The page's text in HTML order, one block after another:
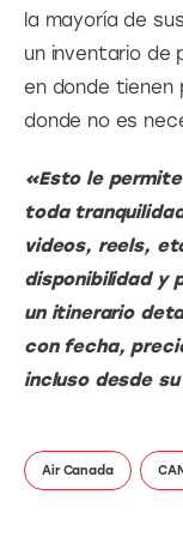
la mayoría de
un inventario de
en donde tienen
donde no es
«Esto le
toda
videos, reels,
disponibilidad y
un itinerario
con fecha,
incluso desde
Air Canada